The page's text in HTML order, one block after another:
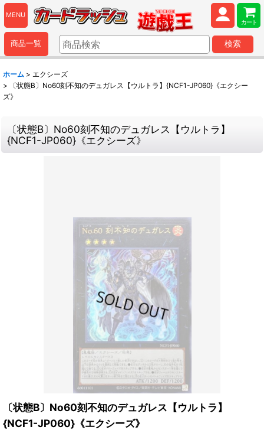
MENU
カート
商品一覧 検索
ホーム > エクシーズ
>
〔状態B〕No60刻不知のデュガレス【ウルトラ】{NCF1-JP060}《エクシー
ズ》
〔状態B〕No60刻不知のデュガレス【ウルトラ】
{NCF1-JP060}《エクシーズ》
〔状態B〕No60刻不知のデュガレス【ウルトラ】
{NCF1-JP060}《エクシーズ》